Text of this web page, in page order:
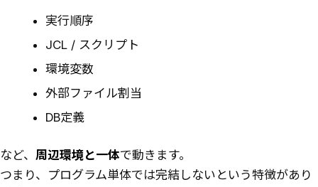
実行順序
JCL / スクリプト
環境変数
外部ファイル割当
DB定義
など、 周辺環境と一体で動きます。
つまり、プログラム単体では完結しないという特徴があり